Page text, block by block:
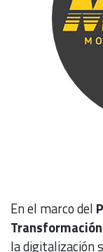
En el marco del
la digitalización